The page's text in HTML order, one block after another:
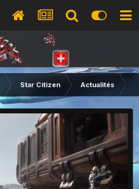
Star Citizen Actualités